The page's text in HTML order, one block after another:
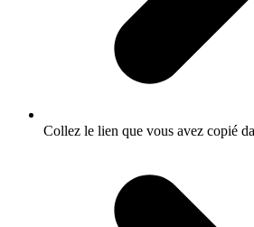
Collez le lien que vous avez copié